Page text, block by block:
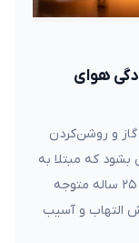
هوای
و روشن‌کردن
که مبتلا به
آسم خفیف هستند. محققان با بررسی افراد ۱۸ الی ۲۵ ساله متوجه
التهاب و آسیب